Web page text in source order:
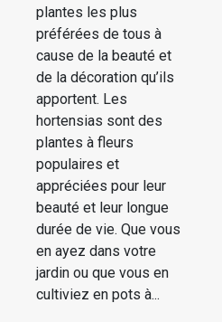
plantes les plus
préférées de tous à
cause de la beauté et
de la décoration qu’ils
apportent. Les
hortensias sont des
plantes à fleurs
populaires et
appréciées pour leur
beauté et leur longue
durée de vie. Que vous
en ayez dans votre
jardin ou que vous en
cultiviez en pots à...